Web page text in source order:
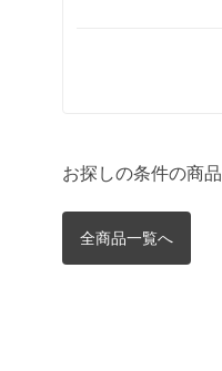
お探しの条件の商
全商品一覧へ